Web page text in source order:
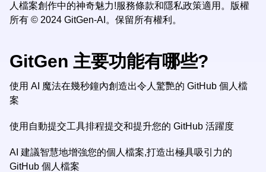
人檔案創作中的神奇魅力!服務條款和隱私政策適用。版權
所有 © 2024 GitGen-AI。保留所有權利。
GitGen 主要功能有哪些?
使用 AI 魔法在幾秒鐘內創造出令人驚艷的 GitHub 個人檔
案
使用自動提交工具排程提交和提升您的 GitHub 活躍度
AI 建議智慧地增強您的個人檔案,打造出極具吸引力的
GitHub 個人檔案